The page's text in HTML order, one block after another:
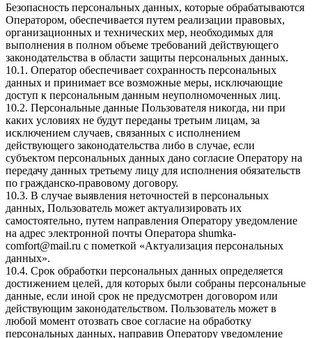
Безопасность персональных данных, которые обрабатываются
Оператором, обеспечивается путем реализации правовых,
организационных и технических мер, необходимых для
выполнения в полном объеме требований действующего
законодательства в области защиты персональных данных.
10.1. Оператор обеспечивает сохранность персональных
данных и принимает все возможные меры, исключающие
доступ к персональным данным неуполномоченных лиц.
10.2. Персональные данные Пользователя никогда, ни при
каких условиях не будут переданы третьим лицам, за
исключением случаев, связанных с исполнением
действующего законодательства либо в случае, если
субъектом персональных данных дано согласие Оператору на
передачу данных третьему лицу для исполнения обязательств
по гражданско-правовому договору.
10.3. В случае выявления неточностей в персональных
данных, Пользователь может актуализировать их
самостоятельно, путем направления Оператору уведомление
на адрес электронной почты Оператора shumka-
comfort@mail.ru с пометкой «Актуализация персональных
данных».
10.4. Срок обработки персональных данных определяется
достижением целей, для которых были собраны персональные
данные, если иной срок не предусмотрен договором или
действующим законодательством. Пользователь может в
любой момент отозвать свое согласие на обработку
персональных данных, направив Оператору уведомление